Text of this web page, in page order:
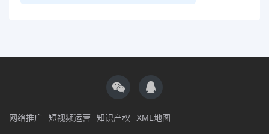
网络推广 短视频运营 知识产权 XML地图